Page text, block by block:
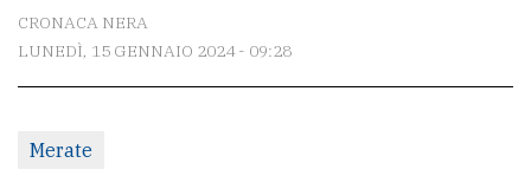
Scrivici
CRONACA NERA
LUNEDÌ, 15 GENNAIO 2024 - 09:28
Merate